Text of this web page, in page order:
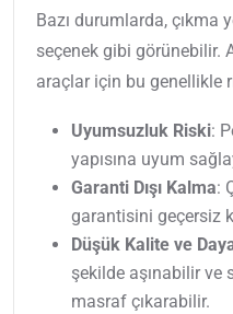
Bazı durumlarda, çıkma
seçenek gibi görünebilir.
araçlar için bu genellikle
Uyumsuzluk Riski:
yapısına uyum
Garanti Dışı Kalma:
garantisini geçersiz
Düşük Kalite ve
şekilde aşınabilir ve
masraf çıkarabilir.